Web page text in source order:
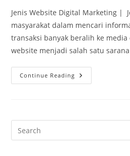
Jenis Website Digital Marketing |
masyarakat dalam mencari
transaksi banyak beralih ke
website menjadi salah satu
Continue Reading Jenis-
Jenis